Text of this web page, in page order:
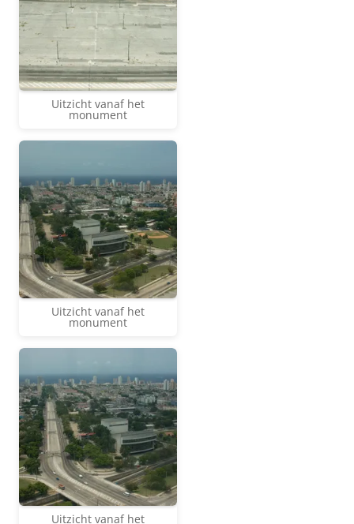
Uitzicht vanaf het
monument
Uitzicht vanaf het
monument
Uitzicht vanaf het